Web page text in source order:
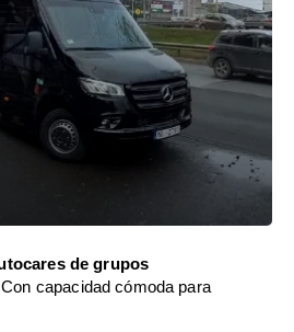
de grupos
Con capacidad cómoda para